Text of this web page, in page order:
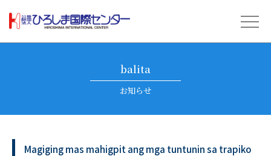
balita
お知らせ
Magiging mas mahigpit ang mga tuntunin sa trapiko